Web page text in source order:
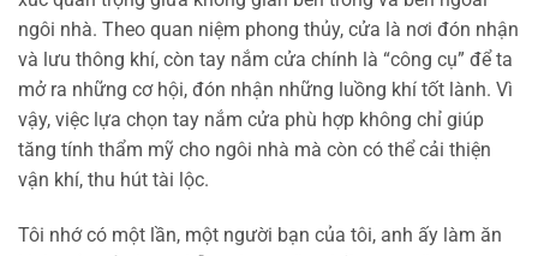
ngôi nhà. Theo quan niệm phong thủy, cửa là nơi đón nhận
và lưu thông khí, còn tay nắm cửa chính là “công cụ” để ta
mở ra những cơ hội, đón nhận những luồng khí tốt lành. Vì
vậy, việc lựa chọn tay nắm cửa phù hợp không chỉ giúp
tăng tính thẩm mỹ cho ngôi nhà mà còn có thể cải thiện
vận khí, thu hút tài lộc.
Tôi nhớ có một lần, một người bạn của tôi, anh ấy làm ăn